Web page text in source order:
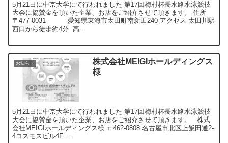
5月21日に中京大学にて行われました 第17回梅村杯長水路水泳競技
大会に協賛金を頂いた企業、お店をご紹介させて頂きます。 住所
〒477-0031 愛知県東海市太田町南新田240 アクセス 太田川駅
西口から徒歩約4分 高...
お知らせ
株式会社MEIGIホールディングス
様
5月21日に中京大学にて行われました 第17回梅村杯長水路水泳競技
大会に協賛金を頂いた企業、お店をご紹介させて頂きます。 株式
会社MEIGIホールディングス様 〒462-0808 名古屋市北区上飯田通2-
4コスモスビル4F ...